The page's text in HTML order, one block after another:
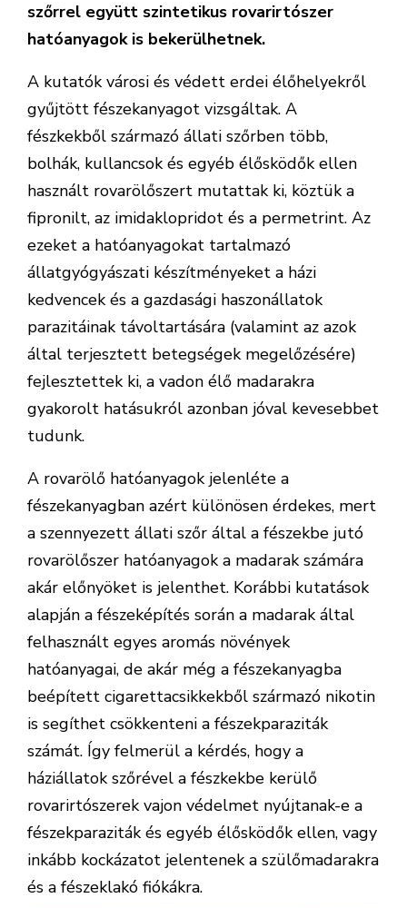
szőrrel együtt szintetikus rovarirtószer
hatóanyagok is bekerülhetnek.
A kutatók városi és védett erdei élőhelyekről
gyűjtött fészekanyagot vizsgáltak. A
fészkekből származó állati szőrben több,
bolhák, kullancsok és egyéb élősködők ellen
használt rovarölőszert mutattak ki, köztük a
fipronilt, az imidaklopridot és a permetrint. Az
ezeket a hatóanyagokat tartalmazó
állatgyógyászati készítményeket a házi
kedvencek és a gazdasági haszonállatok
parazitáinak távoltartására (valamint az azok
által terjesztett betegségek megelőzésére)
fejlesztettek ki, a vadon élő madarakra
gyakorolt hatásukról azonban jóval kevesebbet
tudunk.
A rovarölő hatóanyagok jelenléte a
fészekanyagban azért különösen érdekes, mert
a szennyezett állati szőr által a fészekbe jutó
rovarölőszer hatóanyagok a madarak számára
akár előnyöket is jelenthet. Korábbi kutatások
alapján a fészeképítés során a madarak által
felhasznált egyes aromás növények
hatóanyagai, de akár még a fészekanyagba
beépített cigarettacsikkekből származó nikotin
is segíthet csökkenteni a fészekparaziták
számát. Így felmerül a kérdés, hogy a
háziállatok szőrével a fészkekbe kerülő
rovarirtószerek vajon védelmet nyújtanak-e a
fészekparaziták és egyéb élősködők ellen, vagy
inkább kockázatot jelentenek a szülőmadarakra
és a fészeklakó fiókákra.